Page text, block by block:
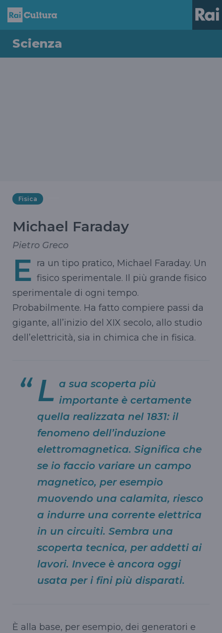
Scienza
Fisica
Michael Faraday
Pietro Greco
E ra un tipo pratico, Michael Faraday. Un
fisico sperimentale. Il più grande fisico
sperimentale di ogni tempo.
Probabilmente. Ha fatto compiere passi da
gigante, all’inizio del XIX secolo, allo studio
dell’elettricità, sia in chimica che in fisica.
L a sua scoperta più
importante è certamente
quella realizzata nel 1831: il
fenomeno dell’induzione
elettromagnetica. Significa che
se io faccio variare un campo
magnetico, per esempio
muovendo una calamita, riesco
a indurre una corrente elettrica
in un circuiti. Sembra una
scoperta tecnica, per addetti ai
lavori. Invece è ancora oggi
usata per i fini più disparati.
È alla base, per esempio, dei generatori e